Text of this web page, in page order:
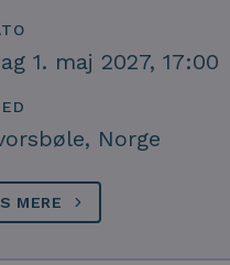
1. maj 2027, 17:00
Norge
MERE